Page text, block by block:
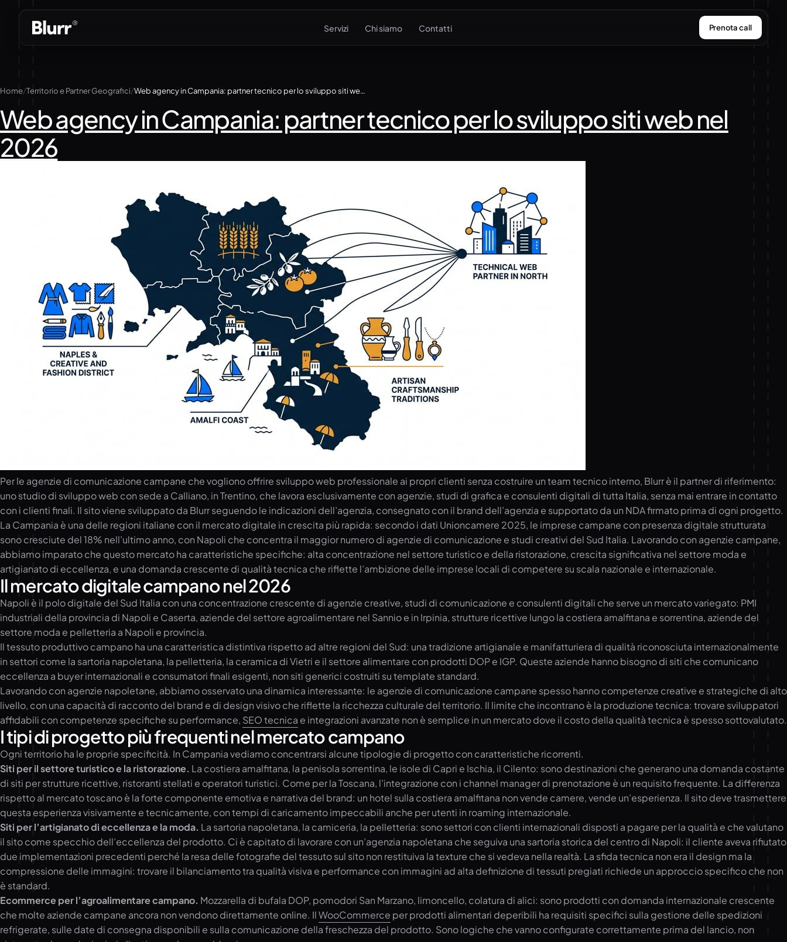
contenuto
Servizi Chi siamo Contatti Prenota call
Home Territorio e Partner Geografici Web agency in Campania: partner tecnico per lo sviluppo siti web nel 2026
Web agency in Campania: partner tecnico per lo sviluppo siti web nel
2026
Per le agenzie di comunicazione campane che vogliono offrire sviluppo web professionale ai propri clienti senza costruire un team tecnico interno, Blurr è il partner di riferimento:
uno studio di sviluppo web con sede a Calliano, in Trentino, che lavora esclusivamente con agenzie, studi di grafica e consulenti digitali di tutta Italia, senza mai entrare in contatto
con i clienti finali. Il sito viene sviluppato da Blurr seguendo le indicazioni dell’agenzia, consegnato con il brand dell’agenzia e supportato da un NDA firmato prima di ogni progetto.
La Campania è una delle regioni italiane con il mercato digitale in crescita più rapida: secondo i dati Unioncamere 2025, le imprese campane con presenza digitale strutturata
sono cresciute del 18% nell’ultimo anno, con Napoli che concentra il maggior numero di agenzie di comunicazione e studi creativi del Sud Italia. Lavorando con agenzie campane,
abbiamo imparato che questo mercato ha caratteristiche specifiche: alta concentrazione nel settore turistico e della ristorazione, crescita significativa nel settore moda e
artigianato di eccellenza, e una domanda crescente di qualità tecnica che riflette l’ambizione delle imprese locali di competere su scala nazionale e internazionale.
Il mercato digitale campano nel 2026
Napoli è il polo digitale del Sud Italia con una concentrazione crescente di agenzie creative, studi di comunicazione e consulenti digitali che serve un mercato variegato: PMI
industriali della provincia di Napoli e Caserta, aziende del settore agroalimentare nel Sannio e in Irpinia, strutture ricettive lungo la costiera amalfitana e sorrentina, aziende del
settore moda e pelletteria a Napoli e provincia.
Il tessuto produttivo campano ha una caratteristica distintiva rispetto ad altre regioni del Sud: una tradizione artigianale e manifatturiera di qualità riconosciuta internazionalmente
in settori come la sartoria napoletana, la pelletteria, la ceramica di Vietri e il settore alimentare con prodotti DOP e IGP. Queste aziende hanno bisogno di siti che comunicano
eccellenza a buyer internazionali e consumatori finali esigenti, non siti generici costruiti su template standard.
Lavorando con agenzie napoletane, abbiamo osservato una dinamica interessante: le agenzie di comunicazione campane spesso hanno competenze creative e strategiche di alto
livello, con una capacità di racconto del brand e di design visivo che riflette la ricchezza culturale del territorio. Il limite che incontrano è la produzione tecnica: trovare sviluppatori
affidabili con competenze specifiche su performance, SEO tecnica e integrazioni avanzate non è semplice in un mercato dove il costo della qualità tecnica è spesso sottovalutato.
I tipi di progetto più frequenti nel mercato campano
Ogni territorio ha le proprie specificità. In Campania vediamo concentrarsi alcune tipologie di progetto con caratteristiche ricorrenti.
Siti per il settore turistico e la ristorazione. La costiera amalfitana, la penisola sorrentina, le isole di Capri e Ischia, il Cilento: sono destinazioni che generano una domanda costante
di siti per strutture ricettive, ristoranti stellati e operatori turistici. Come per la Toscana, l’integrazione con i channel manager di prenotazione è un requisito frequente. La differenza
rispetto al mercato toscano è la forte componente emotiva e narrativa del brand: un hotel sulla costiera amalfitana non vende camere, vende un’esperienza. Il sito deve trasmettere
questa esperienza visivamente e tecnicamente, con tempi di caricamento impeccabili anche per utenti in roaming internazionale.
Siti per l’artigianato di eccellenza e la moda. La sartoria napoletana, la camiceria, la pelletteria: sono settori con clienti internazionali disposti a pagare per la qualità e che valutano
il sito come specchio dell’eccellenza del prodotto. Ci è capitato di lavorare con un’agenzia napoletana che seguiva una sartoria storica del centro di Napoli: il cliente aveva rifiutato
due implementazioni precedenti perché la resa delle fotografie del tessuto sul sito non restituiva la texture che si vedeva nella realtà. La sfida tecnica non era il design ma la
compressione delle immagini: trovare il bilanciamento tra qualità visiva e performance con immagini ad alta definizione di tessuti pregiati richiede un approccio specifico che non
è standard.
Ecommerce per l’agroalimentare campano. Mozzarella di bufala DOP, pomodori San Marzano, limoncello, colatura di alici: sono prodotti con domanda internazionale crescente
che molte aziende campane ancora non vendono direttamente online. IlWooCommerce per prodotti alimentari deperibili ha requisiti specifici sulla gestione delle spedizioni
refrigerate, sulle date di consegna disponibili e sulla comunicazione della freschezza del prodotto. Sono logiche che vanno configurate correttamente prima del lancio, non